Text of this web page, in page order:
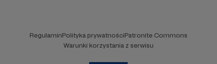
RegulaminPolityka prywatnościPatronite Commons
Warunki korzystania z serwisu